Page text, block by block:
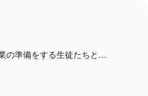
の準備をする生徒たちと…